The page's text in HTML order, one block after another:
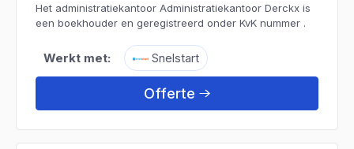
Het administratiekantoor Administratiekantoor Derckx is
een boekhouder en geregistreerd onder KvK nummer .
Werkt met: Snelstart
Offerte